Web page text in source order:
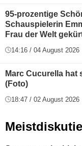
95-prozentige
Schauspielerin
Frau der Welt
14:16 / 04 August 2026
Marc Cucurella hat
(Foto)
18:47 / 02 August 2026